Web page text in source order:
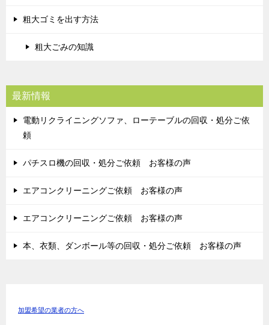
粗大ゴミを出す方法
粗大ごみの知識
最新情報
電動リクライニングソファ、ローテーブルの回収・処分ご依
頼
パチスロ機の回収・処分ご依頼 お客様の声
エアコンクリーニングご依頼 お客様の声
エアコンクリーニングご依頼 お客様の声
本、衣類、ダンボール等の回収・処分ご依頼 お客様の声
加盟希望の業者の方へ